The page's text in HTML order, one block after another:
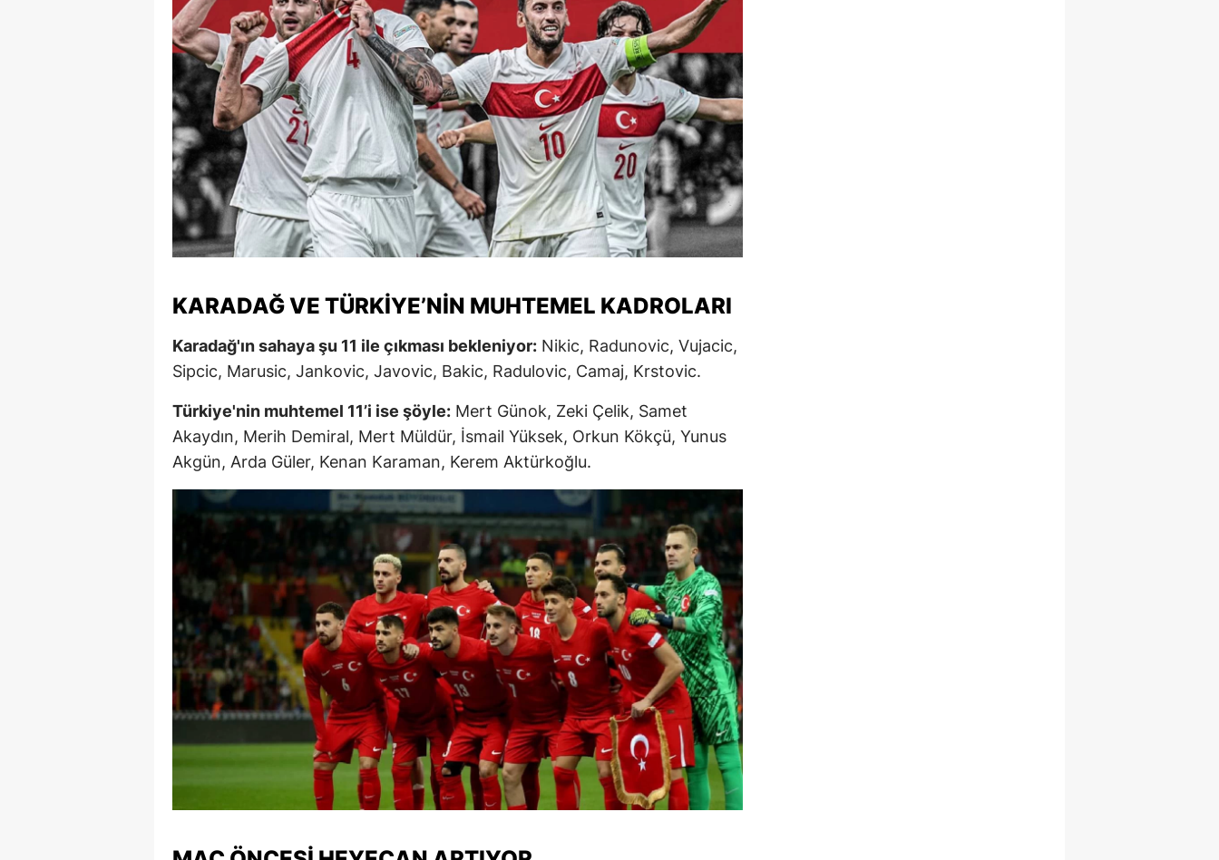
Uşak
Van
Yozgat
Zonguldak
Aksaray
Bayburt
Karaman
Batman
Şırnak
Bartın
Ardahan
Yalova
Karabük
Kilis
Osmaniye
Düzce
KARADAĞ VE TÜRKIYE’NIN MUHTEMEL KADROLARI
Karadağ'ın sahaya şu 11 ile çıkması bekleniyor: Nikic, Radunovic, Vujacic,
Sipcic, Marusic, Jankovic, Javovic, Bakic, Radulovic, Camaj, Krstovic.
Türkiye'nin muhtemel 11’i ise şöyle: Mert Günok, Zeki Çelik, Samet
Akaydın, Merih Demiral, Mert Müldür, İsmail Yüksek, Orkun Kökçü, Yunus
Akgün, Arda Güler, Kenan Karaman, Kerem Aktürkoğlu.